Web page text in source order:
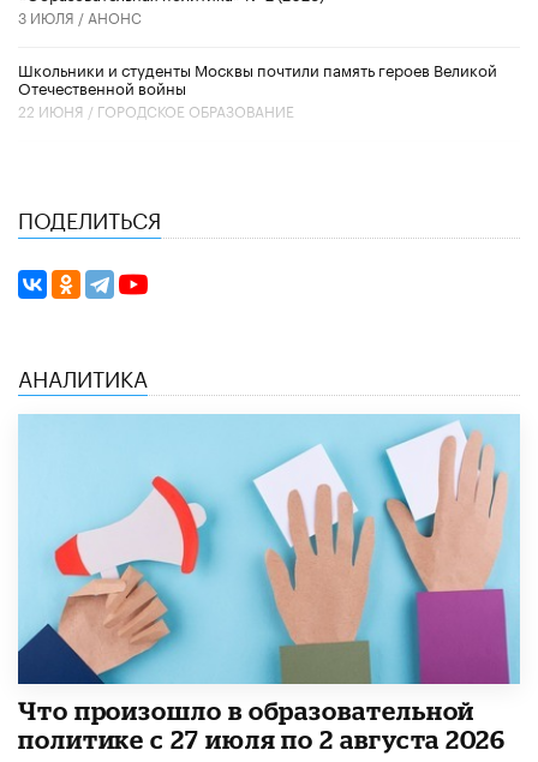
3 ИЮЛЯ / АНОНС
Школьники и студенты Москвы почтили память героев Великой
Отечественной войны
22 ИЮНЯ / ГОРОДСКОЕ ОБРАЗОВАНИЕ
ПОДЕЛИТЬСЯ
АНАЛИТИКА
​Что произошло в образовательной
политике с 27 июля по 2 августа 2026